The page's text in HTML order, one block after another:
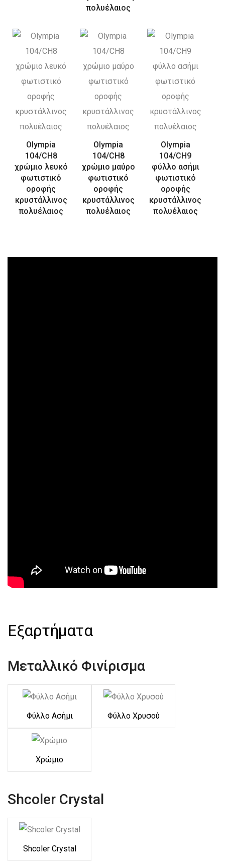
πολυέλαιος
Olympia
104/CH8
χρώμιο λευκό
φωτιστικό
οροφής
κρυστάλλινος
πολυέλαιος
Olympia
104/CH8
χρώμιο μαύρο
φωτιστικό
οροφής
κρυστάλλινος
πολυέλαιος
Olympia
104/CH9
φύλλο ασήμι
φωτιστικό
οροφής
κρυστάλλινος
πολυέλαιος
Εξαρτήματα
Μεταλλικό Φινίρισμα
Φύλλο Ασήμι Φύλλο Χρυσού
Χρώμιο
Shcoler Crystal
Shcoler Crystal